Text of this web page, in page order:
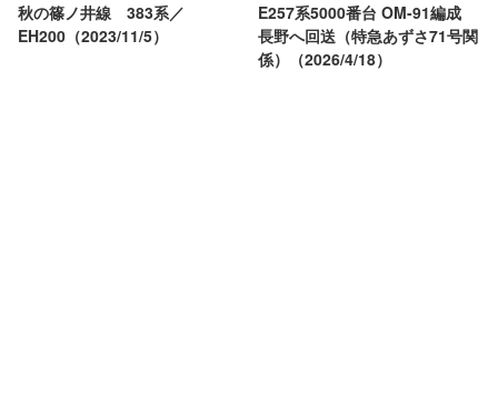
秋の篠ノ井線 383系／
EH200（2023/11/5）
E257系5000番台 OM-91編成
長野へ回送（特急あずさ71号関
係）（2026/4/18）